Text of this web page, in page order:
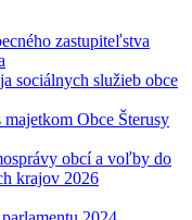
zastupiteľstva
sociálnych služieb obce
majetkom Obce Šterusy
obcí a voľby do
krajov 2026